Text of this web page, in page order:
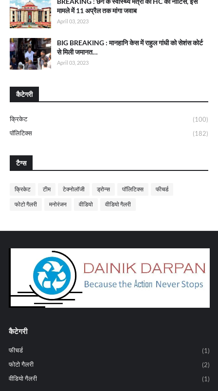
मामले में 11 अप्रैल तक मांगा जवाब
April 03, 2023
BIG BREAKING : मानहानि केस में राहुल गांधी को सेशंस कोर्ट
से मिली जमानत…
April 03, 2023
कैटेगरी
क्रिकेट
(100)
पॉलिटिक्स
(182)
टैग्स
क्रिकेट टीम टेक्नोलॉजी ड्रोन्स पॉलिटिक्स फीचर्ड
फोटो गैलरी मनोरंजन वीडियो वीडियो गैलरी
कैटेगरी
फीचर्ड
(1)
फोटो गैलरी
(2)
वीडियो गैलरी
(1)